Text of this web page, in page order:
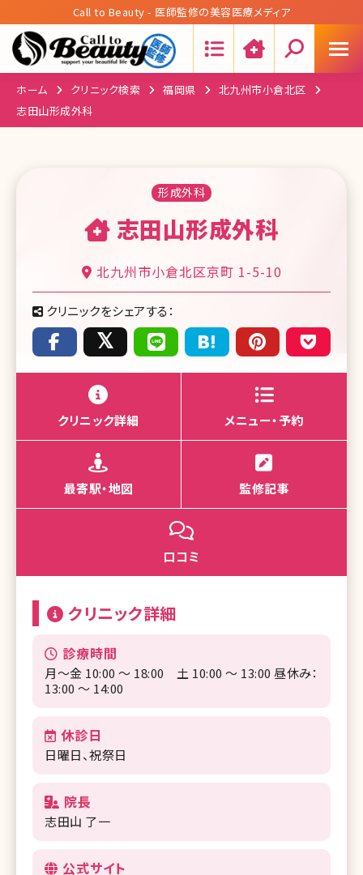
Call to Beauty - 医師監修の美容医療メディア
ホーム クリニック検索 福岡県
北九州市小倉北区
志田山形成外科
形成外科
志田山形成外科
北九州市小倉北区京町 1-5-10
クリニックをシェアする：
クリニック詳細 メニュー・予約
最寄駅・地図 監修記事
口コミ
クリニック詳細
診療時間
月〜金 10:00 ～ 18:00 土 10:00 ～ 13:00 昼休み：
13:00 ～ 14:00
休診日
日曜日、祝祭日
院長
志田山 了一
公式サイト